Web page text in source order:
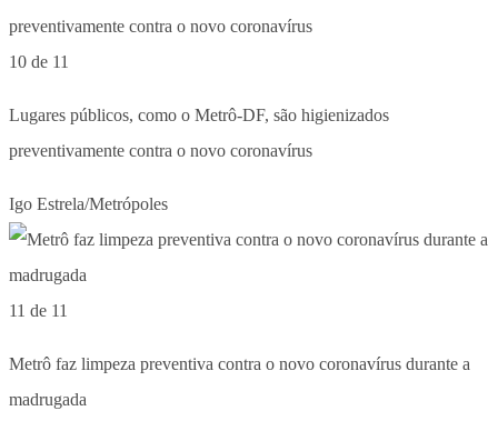
10 de 11
Lugares públicos, como o Metrô-DF, são higienizados
preventivamente contra o novo coronavírus
Igo Estrela/Metrópoles
11 de 11
Metrô faz limpeza preventiva contra o novo coronavírus durante a
madrugada